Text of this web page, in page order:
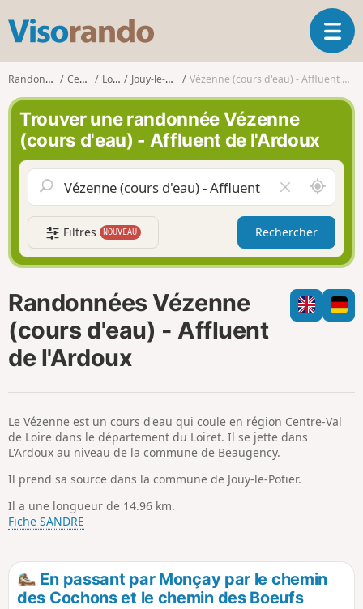
s
o
r
n
d
o
O
u
a
n
v
g
a
i
o
Randonnées Centre Loiret Jouy-le-Potier Vézenne (cours d'eau) - Affluent de l'Ardoux
Trouver une randonnée Vézenne
(cours d'eau) - Affluent de l'Ardoux
i
d
e
r
l
e
h
A
u
t
u
r
d
e
m
Filtres NOUVEAU Rechercher
Randonnées Vézenne
(cours d'eau) - Affluent
de l'Ardoux
Le Vézenne est un cours d'eau qui coule en région Centre-Val
de Loire dans le département du Loiret. Il se jette dans
L'Ardoux au niveau de la commune de Beaugency.
Il prend sa source dans la commune de Jouy-le-Potier.
Il a une longueur de 14.96 km.
Fiche SANDRE
En passant par Monçay par le chemin
des Cochons et le chemin des Boeufs